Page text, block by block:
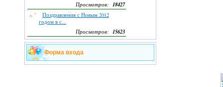
Просмотров: 18427
Поздравления с Новым 2012
годом в с...
Просмотров: 15623
Форма входа